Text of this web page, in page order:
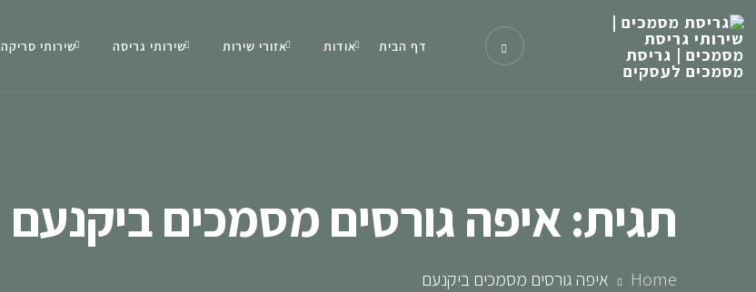
דף הבית אודות אזורי שירות שירותי גריסה שירותי סריקה
תגית:איפה גורסים מסמכים ביקנעם
Home איפה גורסים מסמכים ביקנעם